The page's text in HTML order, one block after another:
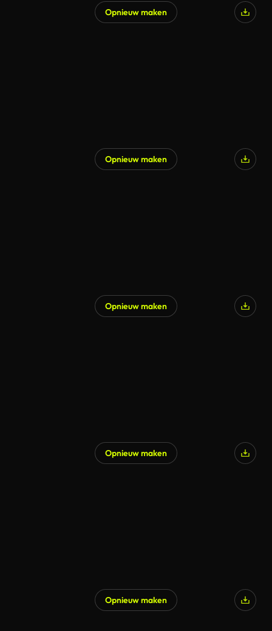
Opnieuw maken
Opnieuw maken
Opnieuw maken
Opnieuw maken
Opnieuw maken